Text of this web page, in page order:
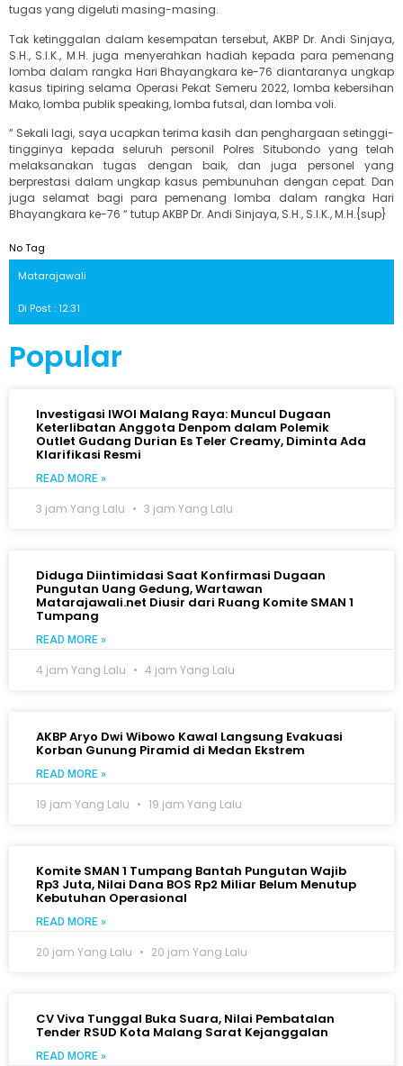
tugas yang digeluti masing-masing.
Tak ketinggalan dalam kesempatan tersebut, AKBP Dr. Andi Sinjaya,
S.H., S.I.K., M.H. juga menyerahkan hadiah kepada para pemenang
lomba dalam rangka Hari Bhayangkara ke-76 diantaranya ungkap
kasus tipiring selama Operasi Pekat Semeru 2022, lomba kebersihan
Mako, lomba publik speaking, lomba futsal, dan lomba voli.
“ Sekali lagi, saya ucapkan terima kasih dan penghargaan setinggi-
tingginya kepada seluruh personil Polres Situbondo yang telah
melaksanakan tugas dengan baik, dan juga personel yang
berprestasi dalam ungkap kasus pembunuhan dengan cepat. Dan
juga selamat bagi para pemenang lomba dalam rangka Hari
Bhayangkara ke-76 “ tutup AKBP Dr. Andi Sinjaya, S.H., S.I.K., M.H.{sup}
No Tag
Matarajawali
Di Post : 12:31
Popular
Investigasi IWOI Malang Raya: Muncul Dugaan
Keterlibatan Anggota Denpom dalam Polemik
Outlet Gudang Durian Es Teler Creamy, Diminta Ada
Klarifikasi Resmi
READ MORE »
3 jam Yang Lalu 3 jam Yang Lalu
Diduga Diintimidasi Saat Konfirmasi Dugaan
Pungutan Uang Gedung, Wartawan
Matarajawali.net Diusir dari Ruang Komite SMAN 1
Tumpang
READ MORE »
4 jam Yang Lalu 4 jam Yang Lalu
AKBP Aryo Dwi Wibowo Kawal Langsung Evakuasi
Korban Gunung Piramid di Medan Ekstrem
READ MORE »
19 jam Yang Lalu 19 jam Yang Lalu
Komite SMAN 1 Tumpang Bantah Pungutan Wajib
Rp3 Juta, Nilai Dana BOS Rp2 Miliar Belum Menutup
Kebutuhan Operasional
READ MORE »
20 jam Yang Lalu 20 jam Yang Lalu
CV Viva Tunggal Buka Suara, Nilai Pembatalan
Tender RSUD Kota Malang Sarat Kejanggalan
READ MORE »